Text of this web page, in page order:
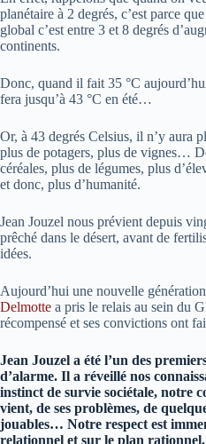
planétaire à 2 degrés, c’est parce
global c’est entre 3 et 8 degrés
continents.
Donc, quand il fait 35 °C
fera jusqu’à 43 °C en été…
Or, à 43 degrés Celsius, il n’y aura
plus de potagers, plus de vignes…
céréales, plus de légumes, plus
et donc, plus d’humanité.
Jean Jouzel nous prévient depuis
prêché dans le désert, avant de
idées.
Aujourd’hui une nouvelle
Delmotte a pris le relais au sein du
récompensé et ses convictions ont
Jean Jouzel a été l’un des
d’alarme. Il a réveillé nos
instinct de survie sociétale, notre
vient, de ses problèmes, de
jouables… Notre respect est
relationnel et sur le plan rationnel.